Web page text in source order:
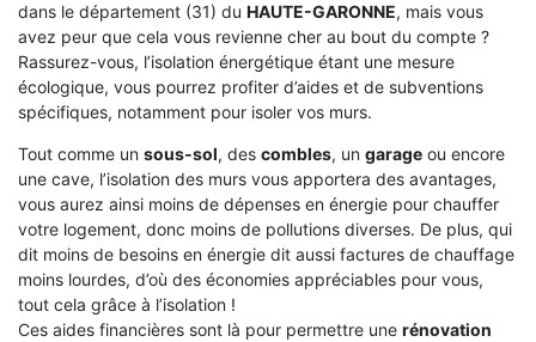
dans le département (31) du HAUTE-GARONNE, mais vous
avez peur que cela vous revienne cher au bout du compte ?
Rassurez-vous, l’isolation énergétique étant une mesure
écologique, vous pourrez profiter d’aides et de subventions
spécifiques, notamment pour isoler vos murs.
Tout comme un sous-sol, des combles, un garage ou encore
une cave, l’isolation des murs vous apportera des avantages,
vous aurez ainsi moins de dépenses en énergie pour chauffer
votre logement, donc moins de pollutions diverses. De plus, qui
dit moins de besoins en énergie dit aussi factures de chauffage
moins lourdes, d’où des économies appréciables pour vous,
tout cela grâce à l’isolation !
Ces aides financières sont là pour permettre une rénovation